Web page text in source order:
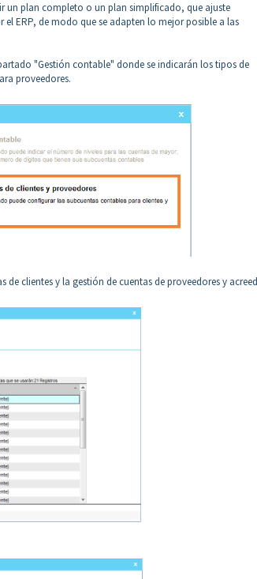
un plan completo o un plan simplificado, que ajuste
ERP, de modo que se adapten lo mejor posible a las
"Gestión contable" donde se indicarán los tipos de
proveedores.
clientes y la gestión de cuentas de proveedores y